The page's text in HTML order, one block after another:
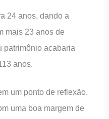
24 anos, dando a
mais 23 anos de
patrimônio acabaria
anos.
um ponto de reflexão.
uma boa margem de